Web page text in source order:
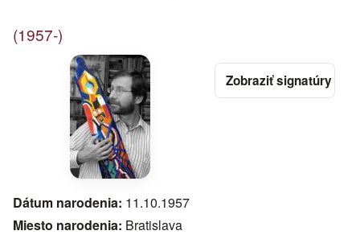
(1957-)
Dátum narodenia: 11.10.1957
Miesto narodenia: Bratislava